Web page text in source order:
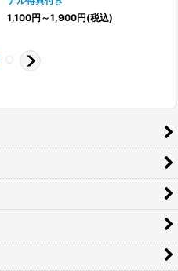
1,100円 ～1,900円(税込)